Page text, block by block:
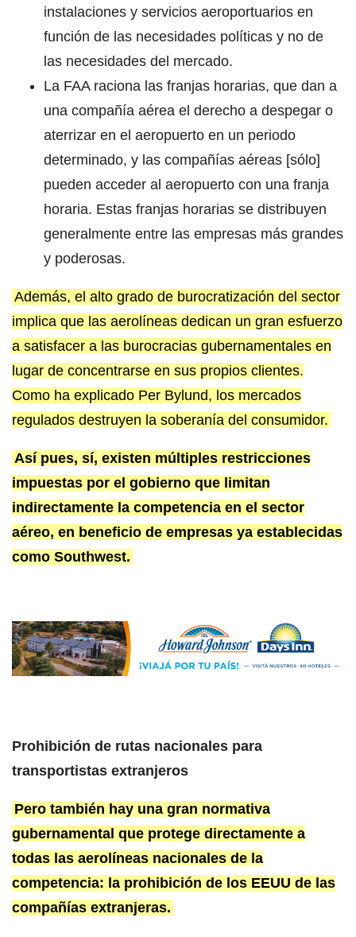
instalaciones y servicios aeroportuarios en
función de las necesidades políticas y no de
las necesidades del mercado.
La FAA raciona las franjas horarias, que dan a
una compañía aérea el derecho a despegar o
aterrizar en el aeropuerto en un periodo
determinado, y las compañías aéreas [sólo]
pueden acceder al aeropuerto con una franja
horaria. Estas franjas horarias se distribuyen
generalmente entre las empresas más grandes
y poderosas.
Además, el alto grado de burocratización del sector
implica que las aerolíneas dedican un gran esfuerzo
a satisfacer a las burocracias gubernamentales en
lugar de concentrarse en sus propios clientes.
Como ha explicado Per Bylund, los mercados
regulados destruyen la soberanía del consumidor.
Así pues, sí, existen múltiples restricciones
impuestas por el gobierno que limitan
indirectamente la competencia en el sector
aéreo, en beneficio de empresas ya establecidas
como Southwest.
Prohibición de rutas nacionales para
transportistas extranjeros
Pero también hay una gran normativa
gubernamental que protege directamente a
todas las aerolíneas nacionales de la
competencia: la prohibición de los EEUU de las
compañías extranjeras.